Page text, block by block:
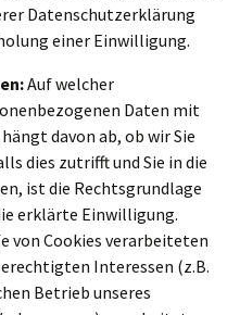
Datenschutzerklärung
einer Einwilligung.
Auf welcher
Daten mit
davon ab, ob wir Sie
dies zutrifft und Sie in die
ist die Rechtsgrundlage
erklärte Einwilligung.
von Cookies verarbeiteten
Interessen (z.B.
Betrieb unseres